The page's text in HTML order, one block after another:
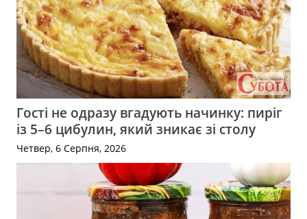
Гості не одразу вгадують начинку: пиріг
із 5–6 цибулин, який зникає зі столу
Четвер, 6 Серпня, 2026